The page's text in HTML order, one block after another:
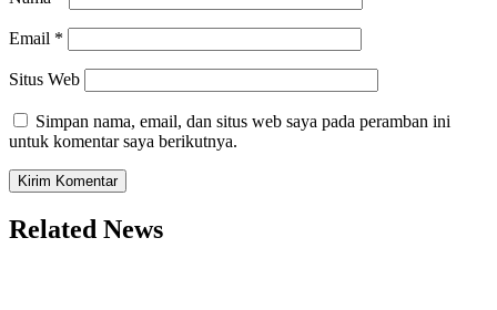
Email *
Situs Web
Simpan nama, email, dan situs web saya pada peramban ini
untuk komentar saya berikutnya.
Related News